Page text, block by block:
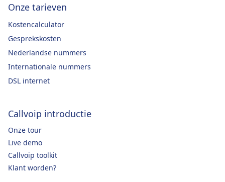
Onze tarieven
Kostencalculator
Gesprekskosten
Nederlandse nummers
Internationale nummers
DSL internet
Callvoip introductie
Onze tour
Live demo
Callvoip toolkit
Klant worden?